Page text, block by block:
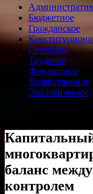
Бюджетное
Гражданское
Семейное
Трудовое
Финансовое
Хозяйственное
Экологическое
баланс
контролем